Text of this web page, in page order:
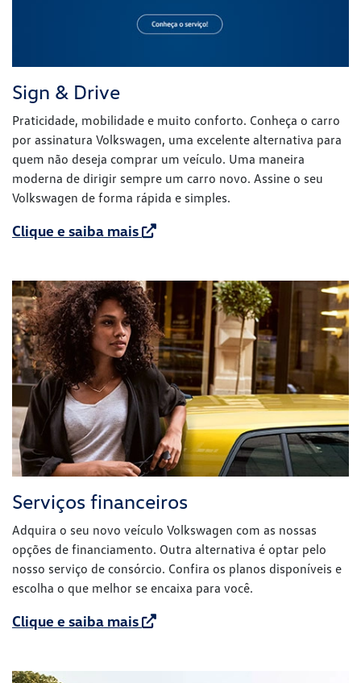
Sign & Drive
Praticidade, mobilidade e muito conforto. Conheça o carro
por assinatura Volkswagen, uma excelente alternativa para
quem não deseja comprar um veículo. Uma maneira
moderna de dirigir sempre um carro novo. Assine o seu
Volkswagen de forma rápida e simples.
Clique e saiba mais
Serviços financeiros
Adquira o seu novo veículo Volkswagen com as nossas
opções de financiamento. Outra alternativa é optar pelo
nosso serviço de consórcio. Confira os planos disponíveis e
escolha o que melhor se encaixa para você.
Clique e saiba mais